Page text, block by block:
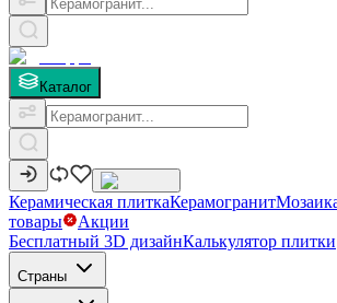
Каталог
Керамическая плиткаКерамогранит
товары
Акции
Бесплатный 3D дизайнКалькулятор плитки
Страны